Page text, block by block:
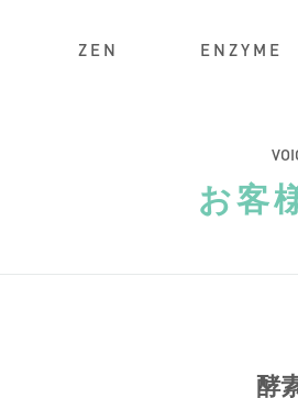
ZEN ENZYME
お客
酵